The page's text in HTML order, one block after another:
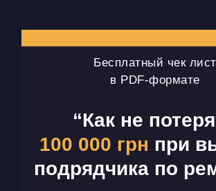
Бесплатный чек лист
в PDF-формате
“Как не
100 000 грн при
подрядчика по